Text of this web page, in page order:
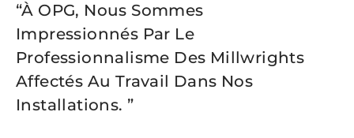
“À OPG, Nous Sommes
Impressionnés Par Le
Professionnalisme Des Millwrights
Affectés Au Travail Dans Nos
Installations. ”